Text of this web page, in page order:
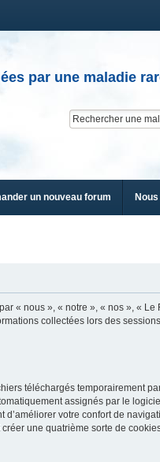
par une maladie
un nouveau forum
« nous », « notre », « nos », « Le
collectées lors des
téléchargés temporairement
assignés par le
votre confort de
une quatrième sorte de